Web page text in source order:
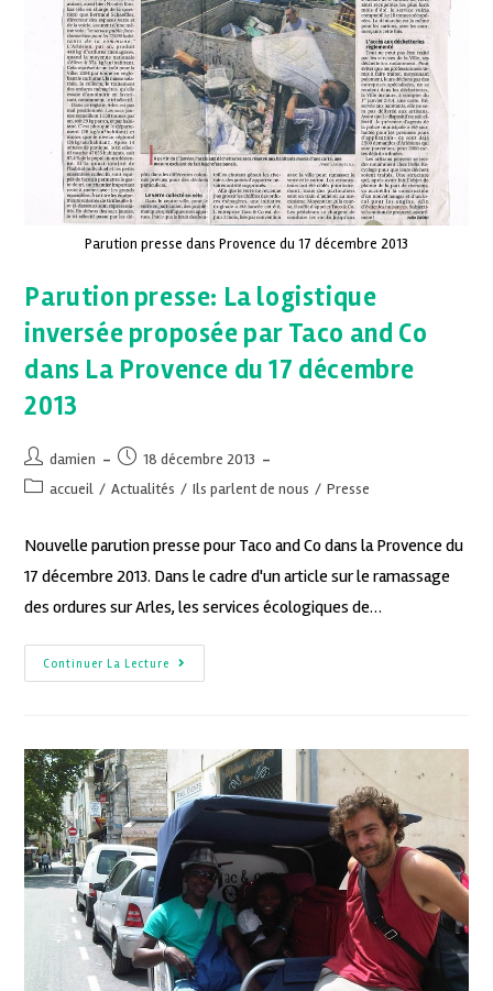
Parution presse dans Provence du 17 décembre 2013
Parution presse: La logistique
inversée proposée par Taco and Co
dans La Provence du 17 décembre
2013
damien
18 décembre 2013
accueil / Actualités / Ils parlent de nous / Presse
Nouvelle parution presse pour Taco and Co dans la Provence du
17 décembre 2013. Dans le cadre d'un article sur le ramassage
des ordures sur Arles, les services écologiques de…
Continuer La Lecture